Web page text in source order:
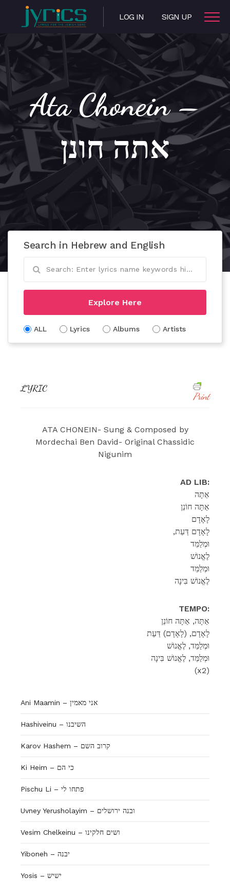
LOG IN SIGN UP
Ata Chonein –
אתה חונן
Search in Hebrew and English
Explore Here
ALL Lyrics Albums Artists
LYRIC
Print
ATA CHONEIN- Sung & Composed by
Mordechai Ben David- Original Chassidic
Nigunim
AD LIB:
אַתָּה
אַתָּה חוֹנֵן
לָאָדָם
,לָאָדָם דַּעַת
וּמְלַמֵּד
לֶאֱנוֹשׁ
וּמְלַמֵּד
לֶאֱנוֹשׁ בִּינָה
TEMPO:
אַתָּה, אַתָּה חוֹנֵן
לָאָדָם, (לָאָדָם) דַּעַת
וּמְלַמֵּד, לֶאֱנוֹשׁ
וּמְלַמֵּד, לֶאֱנוֹשׁ בִּינָה
(x2)
Ani Maamin – אני מאמין
Hashiveinu – השיבנו
Karov Hashem – קרוב השם
Ki Heim – כי הם
Pischu Li – פתחו לי
Uvney Yerusholayim – ובנה ירושלים
Vesim Chelkeinu – ושים חלקינו
Yiboneh – יבנה
Yosis – ישיש